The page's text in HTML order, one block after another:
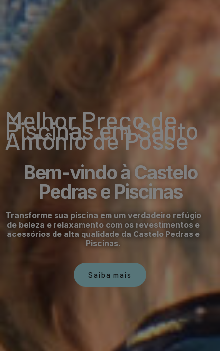
Melhor Preço de
Piscinas em Santo
Antônio de Posse
Bem-vindo à Castelo
Pedras e Piscinas
Transforme sua piscina em um verdadeiro refúgio
de beleza e relaxamento com os revestimentos e
acessórios de alta qualidade da Castelo Pedras e
Piscinas.
Saiba mais